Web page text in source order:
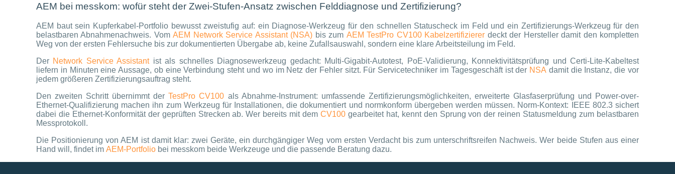
AEM bei messkom: wofür steht der Zwei-Stufen-Ansatz zwischen Felddiagnose und Zertifizierung?
AEM baut sein Kupferkabel-Portfolio bewusst zweistufig auf: ein Diagnose-Werkzeug für den schnellen Statuscheck im Feld und ein Zertifizierungs-Werkzeug für den
belastbaren Abnahmenachweis. VomAEM Network Service Assistant (NSA) bis zum AEM TestPro CV100 Kabelzertifizierer deckt der Hersteller damit den kompletten
Weg von der ersten Fehlersuche bis zur dokumentierten Übergabe ab, keine Zufallsauswahl, sondern eine klare Arbeitsteilung im Feld.
Der Network Service Assistantist als schnelles Diagnosewerkzeug gedacht: Multi-Gigabit-Autotest, PoE-Validierung, Konnektivitätsprüfung und Certi-Lite-Kabeltest
liefern in Minuten eine Aussage, ob eine Verbindung steht und wo im Netz der Fehler sitzt. Für Servicetechniker im Tagesgeschäft ist der NSA damit die Instanz, die vor
jedem größeren Zertifizierungsauftrag steht.
Den zweiten Schritt übernimmt derTestPro CV100 als Abnahme-Instrument: umfassende Zertifizierungsmöglichkeiten, erweiterte Glasfaserprüfung und Power-over-
Ethernet-Qualifizierung machen ihn zum Werkzeug für Installationen, die dokumentiert und normkonform übergeben werden müssen. Norm-Kontext: IEEE 802.3 sichert
dabei die Ethernet-Konformität der geprüften Strecken ab. Wer bereits mit dem CV100 gearbeitet hat, kennt den Sprung von der reinen Statusmeldung zum belastbaren
Messprotokoll.
Die Positionierung von AEM ist damit klar: zwei Geräte, ein durchgängiger Weg vom ersten Verdacht bis zum unterschriftsreifen Nachweis. Wer beide Stufen aus einer
Hand will, findet im AEM-Portfolio bei messkom beide Werkzeuge und die passende Beratung dazu.